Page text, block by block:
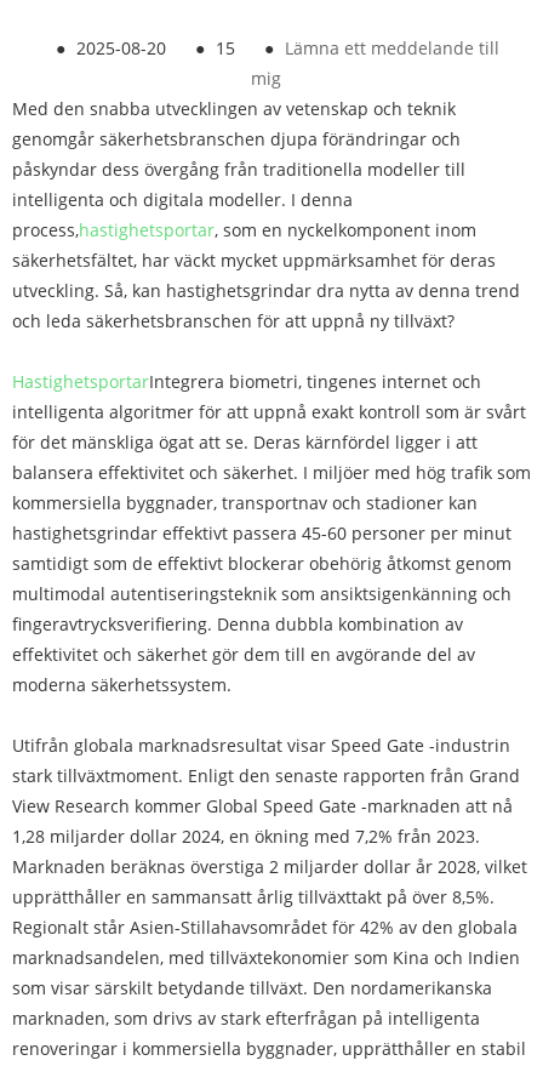
● 2025-08-20 ● 15 ● Lämna ett meddelande till
mig
Med den snabba utvecklingen av vetenskap och teknik
genomgår säkerhetsbranschen djupa förändringar och
påskyndar dess övergång från traditionella modeller till
intelligenta och digitala modeller. I denna
process,hastighetsportar, som en nyckelkomponent inom
säkerhetsfältet, har väckt mycket uppmärksamhet för deras
utveckling. Så, kan hastighetsgrindar dra nytta av denna trend
och leda säkerhetsbranschen för att uppnå ny tillväxt?
HastighetsportarIntegrera biometri, tingenes internet och
intelligenta algoritmer för att uppnå exakt kontroll som är svårt
för det mänskliga ögat att se. Deras kärnfördel ligger i att
balansera effektivitet och säkerhet. I miljöer med hög trafik som
kommersiella byggnader, transportnav och stadioner kan
hastighetsgrindar effektivt passera 45-60 personer per minut
samtidigt som de effektivt blockerar obehörig åtkomst genom
multimodal autentiseringsteknik som ansiktsigenkänning och
fingeravtrycksverifiering. Denna dubbla kombination av
effektivitet och säkerhet gör dem till en avgörande del av
moderna säkerhetssystem.
Utifrån globala marknadsresultat visar Speed ​​Gate -industrin
stark tillväxtmoment. Enligt den senaste rapporten från Grand
View Research kommer Global Speed ​​Gate -marknaden att nå
1,28 miljarder dollar 2024, en ökning med 7,2% från 2023.
Marknaden beräknas överstiga 2 miljarder dollar år 2028, vilket
upprätthåller en sammansatt årlig tillväxttakt på över 8,5%.
Regionalt står Asien-Stillahavsområdet för 42% av den globala
marknadsandelen, med tillväxtekonomier som Kina och Indien
som visar särskilt betydande tillväxt. Den nordamerikanska
marknaden, som drivs av stark efterfrågan på intelligenta
renoveringar i kommersiella byggnader, upprätthåller en stabil